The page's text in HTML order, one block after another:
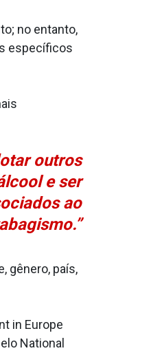
no entanto,
específicos
outros
e ser
ao
gênero, país,
in Europe
National